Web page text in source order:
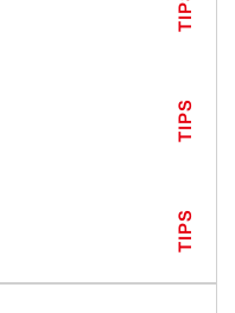
TIPS
TIPS
TIPS